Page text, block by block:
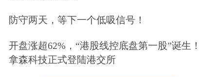
驱动），与锂电行业宣布扩产量（不同
环节落在25%-40%之间）整体匹配，产
能扩张落地情况仍待验证，从实业角度
防守两天，等下一个低吸信号！
开盘涨超62%，“港股线控底盘第一股”诞生！
拿森科技正式登陆港交所